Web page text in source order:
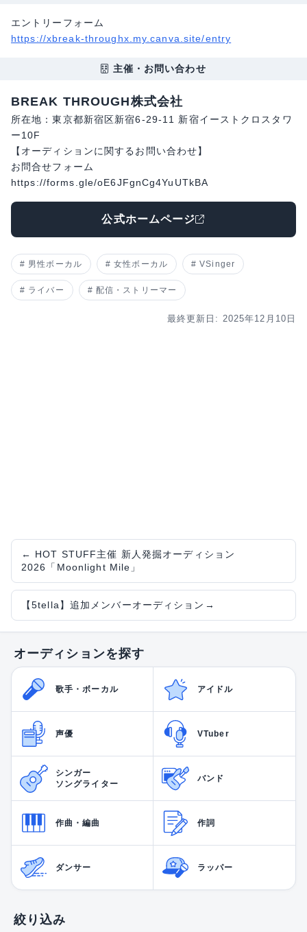
エントリーフォーム
https://xbreak-throughx.my.canva.site/entry
主催・お問い合わせ
BREAK THROUGH株式会社
所在地：東京都新宿区新宿6-29-11 新宿イーストクロスタワ
ー10F
【オーディションに関するお問い合わせ】
お問合せフォーム
https://forms.gle/oE6JFgnCg4YuUTkBA
公式ホームページ
男性ボーカル 女性ボーカル VSinger
ライバー 配信・ストリーマー
最終更新日: 2025年12月10日
← HOT STUFF主催 新人発掘オーディション
2026「Moonlight Mile」
【5tella】追加メンバーオーディション →
オーディションを探す
歌手・ボーカル アイドル
声優 VTuber
シンガー
ソングライター
バンド
作曲・編曲 作詞
ダンサー ラッパー
絞り込み